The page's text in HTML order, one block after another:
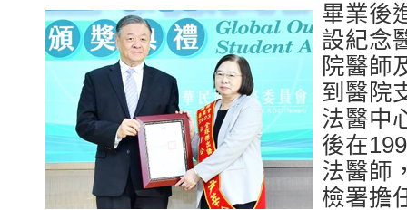
畢業後
設紀念
院醫師
到醫院
法醫中
後在
法醫師
檢署擔